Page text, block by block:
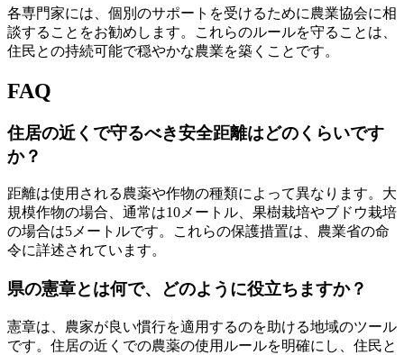
各専門家には、個別のサポートを受けるために農業協会に相
談することをお勧めします。これらのルールを守ることは、
住民との持続可能で穏やかな農業を築くことです。
FAQ
住居の近くで守るべき安全距離はどのくらいです
か？
距離は使用される農薬や作物の種類によって異なります。大
規模作物の場合、通常は10メートル、果樹栽培やブドウ栽培
の場合は5メートルです。これらの保護措置は、農業省の命
令に詳述されています。
県の憲章とは何で、どのように役立ちますか？
憲章は、農家が良い慣行を適用するのを助ける地域のツール
です。住居の近くでの農薬の使用ルールを明確にし、住民と